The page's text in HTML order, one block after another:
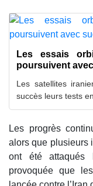
Les essais
poursuivent
Les satellites
succès leurs tests
Les progrès
alors que plusieurs
ont été attaqués
provoquée que